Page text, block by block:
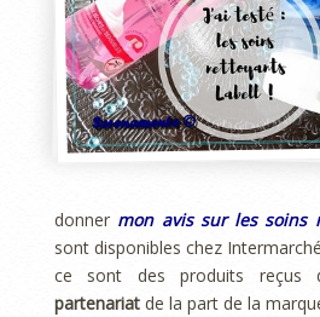
donner mon avis sur les soins
sont disponibles chez
ce sont des produits reçus
partenariat de la part de la